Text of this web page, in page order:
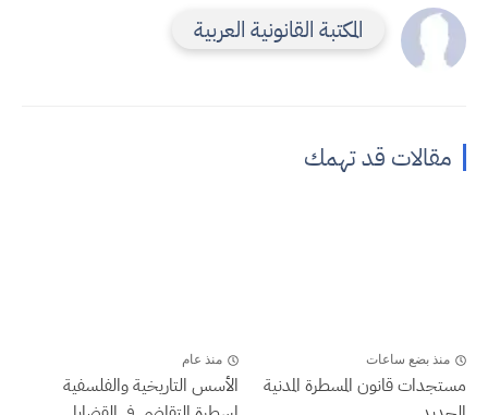
المكتبة القانونية العربية
مقالات قد تهمك
منذ بضع ساعات
مستجدات قانون المسطرة المدنية
منذ عام
الأسس التاريخية والفلسفية